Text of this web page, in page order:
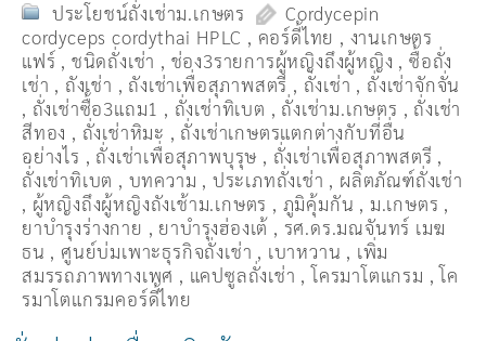
ประโยชน์ถั่งเช่าม.เกษตร
Cordycepin
cordyceps cordythai HPLC , คอร์ดี้ไทย , งานเกษตร
แฟร์ , ชนิดถั่งเช่า , ช่อง3รายการผู้หญิงถึงผู้หญิง ,ซื้อถั่ง
เช่า , ถังเช่า , ถังเช่าเพื่อสุภาพสตรี , ถั่งเช่า , ถั่งเช่าจักจั่น
, ถั่งเช่าซื้อ3แถม1 , ถั่งเช่าทิเบต , ถั่งเช่าม.เกษตร , ถั่งเช่า
สีทอง , ถั่งเช่าหิมะ , ถั่งเช่าเกษตรแตกต่างกับที่อื่น
อย่างไร , ถั่งเช่าเพื่อสุภาพบุรุษ , ถั่งเช่าเพื่อสุภาพสตรี ,
ถั่่งเช่าทิเบต , บทความ , ประเภทถั่งเช่า , ผลิตภัณฑ์ถั่งเช่า
, ผู้หญิงถึงผู้หญิงถังเช้าม.เกษตร , ภูมิคุ้มกัน , ม.เกษตร ,
ยาบำรุงร่างกาย , ยาบำรุงฮ่องเต้ , รศ.ดร.มณจันทร์ เมฆ
ธน , ศูนย์บ่มเพาะธุรกิจถั่งเช่า , เบาหวาน , เพิ่ม
สมรรถภาพทางเพศ , แคปซูลถั่งเช่า ,โครมาโตแกรม ,โค
รมาโตแกรมคอร์ดี้ไทย